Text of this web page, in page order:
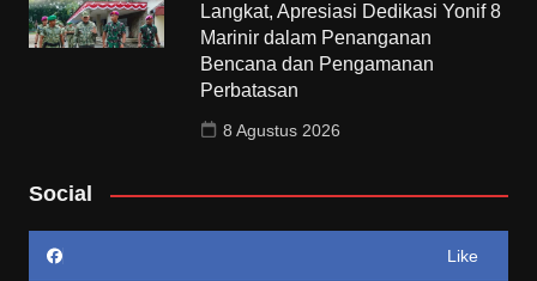
Langkat, Apresiasi Dedikasi Yonif 8
Marinir dalam Penanganan
Bencana dan Pengamanan
Perbatasan
8 Agustus 2026
Social
Like